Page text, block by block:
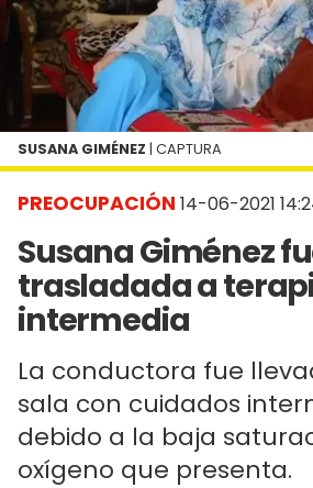
PREOCUPACIÓN 14-06-2021
Susana Giménez
trasladada a
intermedia
La conductora fue
sala con cuidados
debido a la baja
oxígeno que presenta.
SUSANA GIMÉNEZ | CAPTURA